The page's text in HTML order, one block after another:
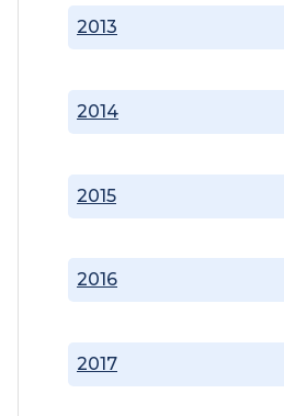
2013
2014
2015
2016
2017